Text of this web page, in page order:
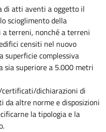
di atti aventi a oggetto il
scioglimento della
terreni, nonché a terreni
censiti nel nuovo
superficie complessiva
sia superiore a 5.000 metri
dichiarazioni di
da altre norme e disposizioni
la tipologia e la